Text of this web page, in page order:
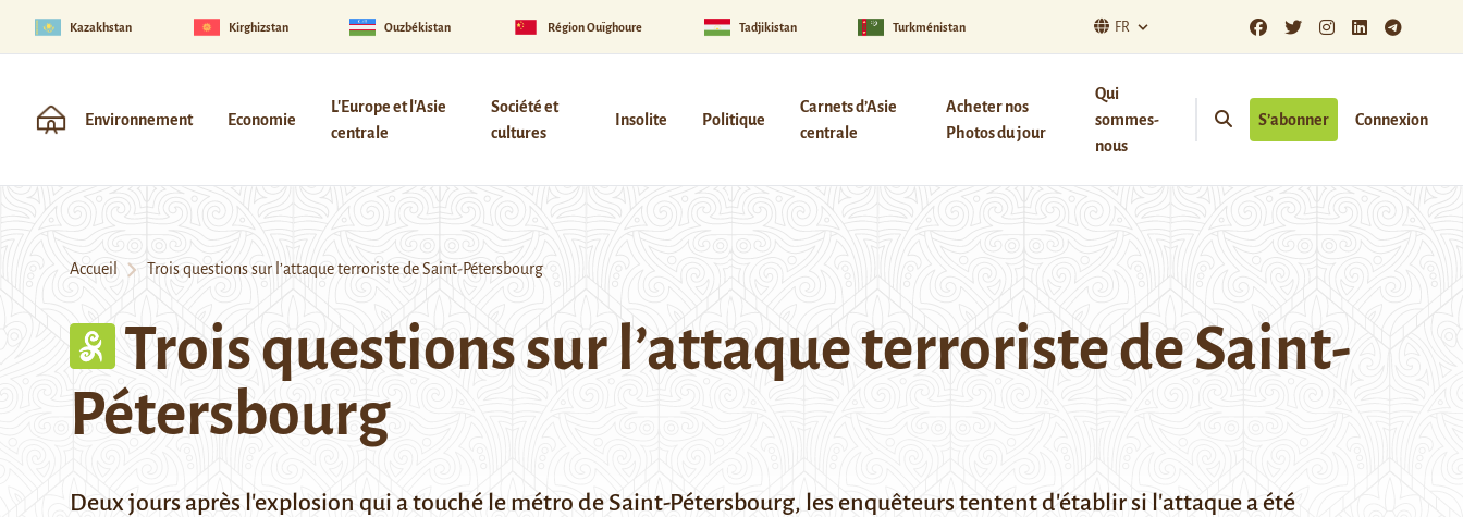
Kazakhstan Kirghizstan Ouzbékistan Région Ouïghoure Tadjikistan Turkménistan FR
Environnement Economie
L'Europe et l'Asie
centrale
Société et
cultures
Insolite Politique
Carnets d’Asie
centrale
Acheter nos
Photos du jour
Qui
sommes-
nous
S’abonner Connexion
Accueil Trois questions sur l’attaque terroriste de Saint-Pétersbourg
Trois questions sur l’attaque terroriste de Saint-
Pétersbourg
Deux jours après l'explosion qui a touché le métro de Saint-Pétersbourg, les enquêteurs tentent d'établir si l'attaque a été